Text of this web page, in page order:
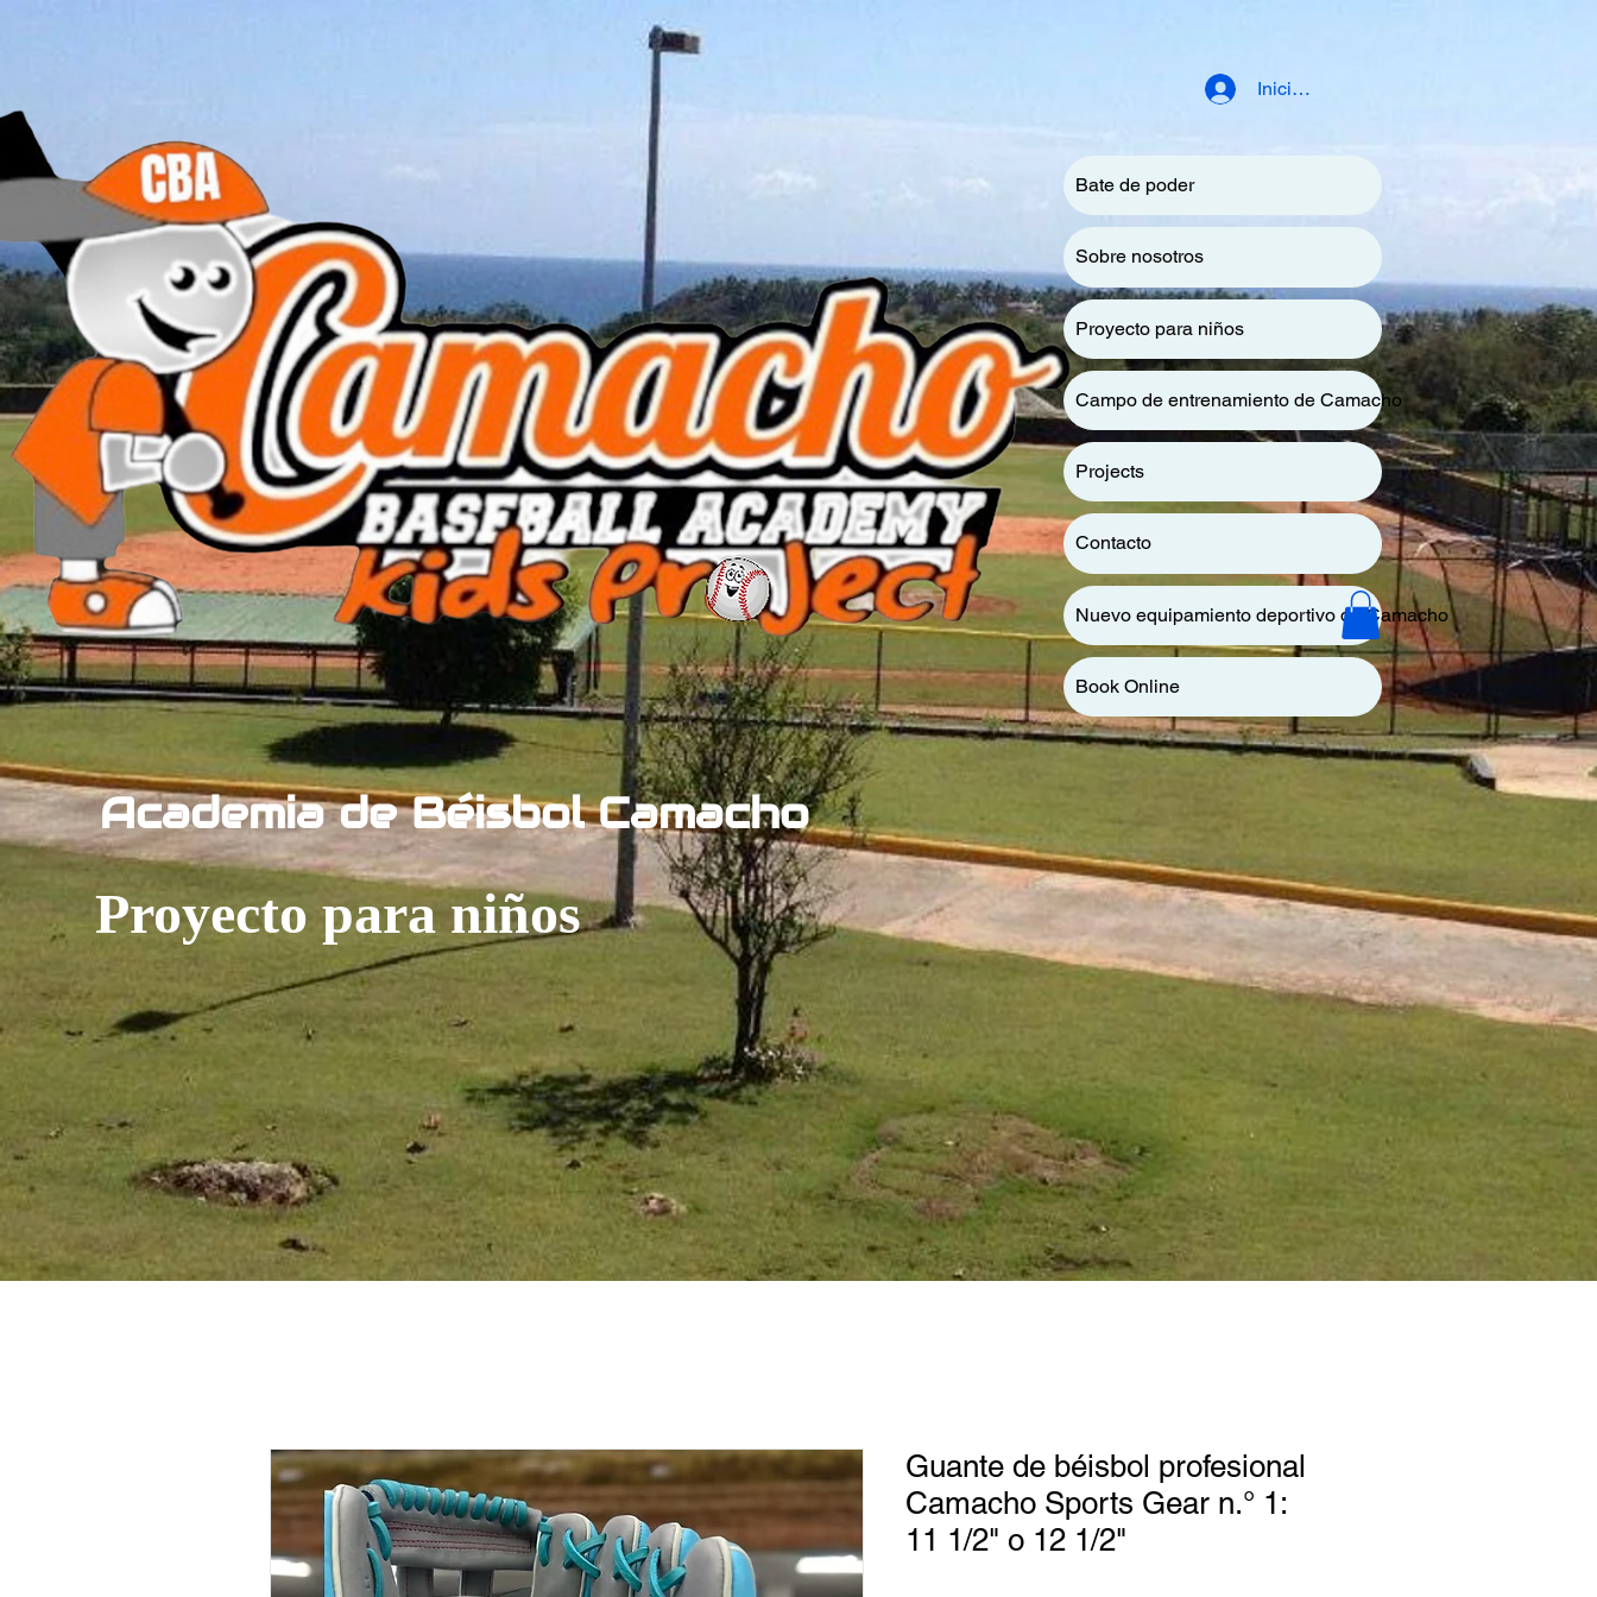
Academia de Béisbol Camacho
Proyecto para niños
Bate de poder
Sobre nosotros
Proyecto para niños
Campo de entrenamiento de Camacho
Projects
Contacto
Nuevo equipamiento deportivo de Camacho
Book Online
Iniciar sesión
Guante de béisbol profesional
Camacho Sports Gear n.° 1:
11 1/2" o 12 1/2"